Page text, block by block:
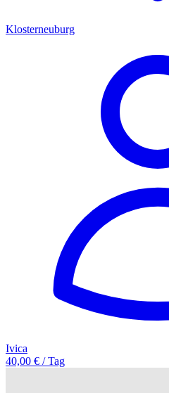
Klosterneuburg
Ivica
40,00 € / Tag